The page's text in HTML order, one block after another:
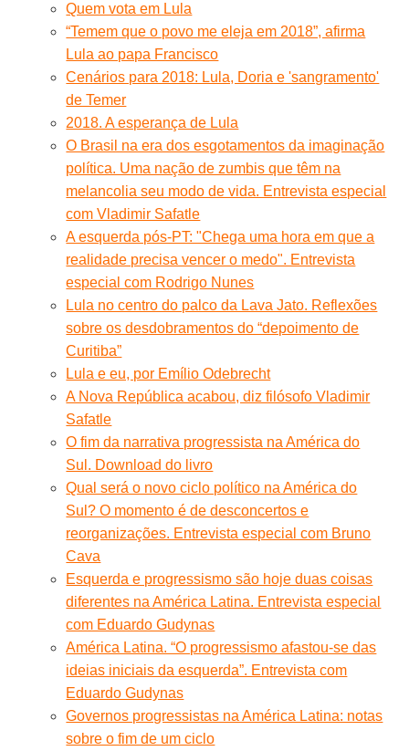
Quem vota em Lula
“Temem que o povo me eleja em 2018”, afirma
Lula ao papa Francisco
Cenários para 2018: Lula, Doria e 'sangramento'
de Temer
2018. A esperança de Lula
O Brasil na era dos esgotamentos da imaginação
política. Uma nação de zumbis que têm na
melancolia seu modo de vida. Entrevista especial
com Vladimir Safatle
A esquerda pós-PT: "Chega uma hora em que a
realidade precisa vencer o medo". Entrevista
especial com Rodrigo Nunes
Lula no centro do palco da Lava Jato. Reflexões
sobre os desdobramentos do “depoimento de
Curitiba”
Lula e eu, por Emílio Odebrecht
A Nova República acabou, diz filósofo Vladimir
Safatle
O fim da narrativa progressista na América do
Sul. Download do livro
Qual será o novo ciclo político na América do
Sul? O momento é de desconcertos e
reorganizações. Entrevista especial com Bruno
Cava
Esquerda e progressismo são hoje duas coisas
diferentes na América Latina. Entrevista especial
com Eduardo Gudynas
América Latina. “O progressismo afastou-se das
ideias iniciais da esquerda”. Entrevista com
Eduardo Gudynas
Governos progressistas na América Latina: notas
sobre o fim de um ciclo